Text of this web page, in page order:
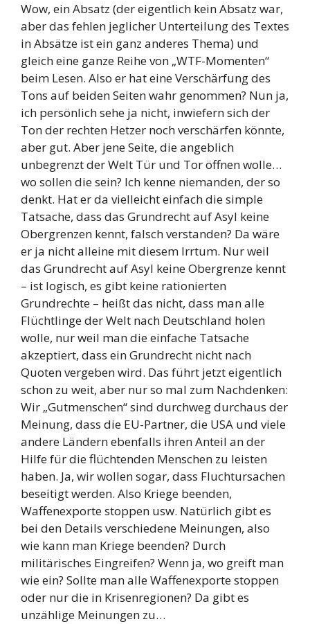
Wow, ein Absatz (der eigentlich kein Absatz war,
aber das fehlen jeglicher Unterteilung des Textes
in Absätze ist ein ganz anderes Thema) und
gleich eine ganze Reihe von „WTF-Momenten“
beim Lesen. Also er hat eine Verschärfung des
Tons auf beiden Seiten wahr genommen? Nun ja,
ich persönlich sehe ja nicht, inwiefern sich der
Ton der rechten Hetzer noch verschärfen könnte,
aber gut. Aber jene Seite, die angeblich
unbegrenzt der Welt Tür und Tor öffnen wolle…
wo sollen die sein? Ich kenne niemanden, der so
denkt. Hat er da vielleicht einfach die simple
Tatsache, dass das Grundrecht auf Asyl keine
Obergrenzen kennt, falsch verstanden? Da wäre
er ja nicht alleine mit diesem Irrtum. Nur weil
das Grundrecht auf Asyl keine Obergrenze kennt
– ist logisch, es gibt keine rationierten
Grundrechte – heißt das nicht, dass man alle
Flüchtlinge der Welt nach Deutschland holen
wolle, nur weil man die einfache Tatsache
akzeptiert, dass ein Grundrecht nicht nach
Quoten vergeben wird. Das führt jetzt eigentlich
schon zu weit, aber nur so mal zum Nachdenken:
Wir „Gutmenschen“ sind durchweg durchaus der
Meinung, dass die EU-Partner, die USA und viele
andere Ländern ebenfalls ihren Anteil an der
Hilfe für die flüchtenden Menschen zu leisten
haben. Ja, wir wollen sogar, dass Fluchtursachen
beseitigt werden. Also Kriege beenden,
Waffenexporte stoppen usw. Natürlich gibt es
bei den Details verschiedene Meinungen, also
wie kann man Kriege beenden? Durch
militärisches Eingreifen? Wenn ja, wo greift man
wie ein? Sollte man alle Waffenexporte stoppen
oder nur die in Krisenregionen? Da gibt es
unzählige Meinungen zu…